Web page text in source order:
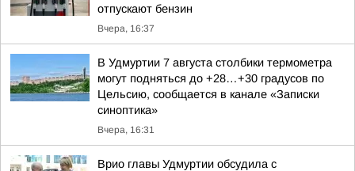
отпускают бензин
Вчера, 16:37
В Удмуртии 7 августа столбики термометра
могут подняться до +28…+30 градусов по
Цельсию, сообщается в канале «Записки
синоптика»
Вчера, 16:31
Врио главы Удмуртии обсудила с